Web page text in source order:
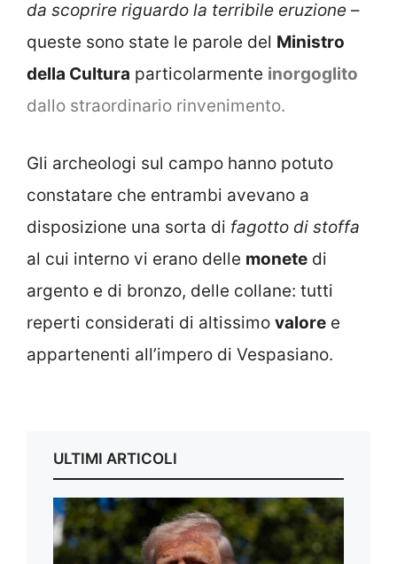
da scoprire riguardo la terribile eruzione –
queste sono state le parole del Ministro
della Cultura particolarmente inorgoglito
dallo straordinario rinvenimento.
Gli archeologi sul campo hanno potuto
constatare che entrambi avevano a
disposizione una sorta di fagotto di stoffa
al cui interno vi erano delle monete di
argento e di bronzo, delle collane: tutti
reperti considerati di altissimo valore e
appartenenti all’impero di Vespasiano.
ULTIMI ARTICOLI